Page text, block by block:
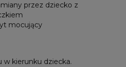
przez dziecko z
mocujący
w kierunku dziecka.